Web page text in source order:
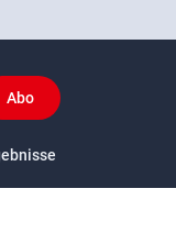
Abo
US-Sport